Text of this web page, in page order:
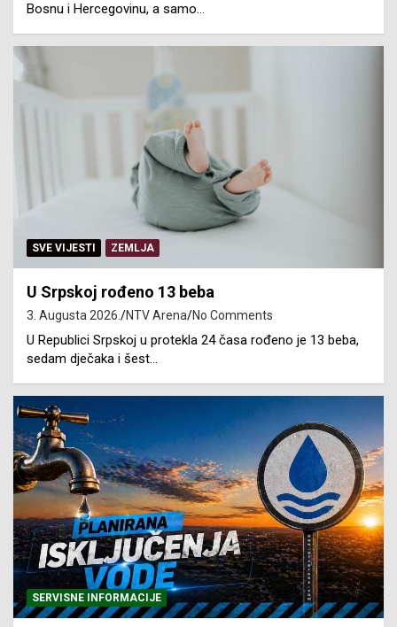
Bosnu i Hercegovinu, a samo…
SVE VIJESTI ZEMLJA
U Srpskoj rođeno 13 beba
3. Augusta 2026. NTV Arena No Comments
U Republici Srpskoj u protekla 24 časa rođeno je 13 beba,
sedam dječaka i šest…
SERVISNE INFORMACIJE